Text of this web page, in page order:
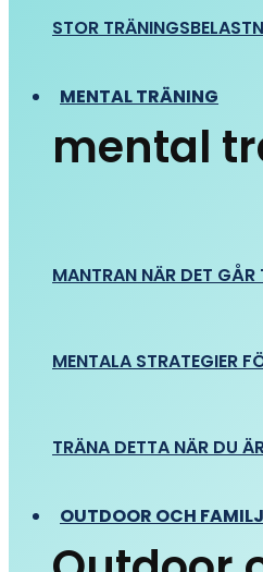
STOR
MENTAL TRÄNING
mental
MANTRAN NÄR DET GÅR
MENTALA STRATEGIER
TRÄNA DETTA NÄR DU
OUTDOOR OCH FAMILJ